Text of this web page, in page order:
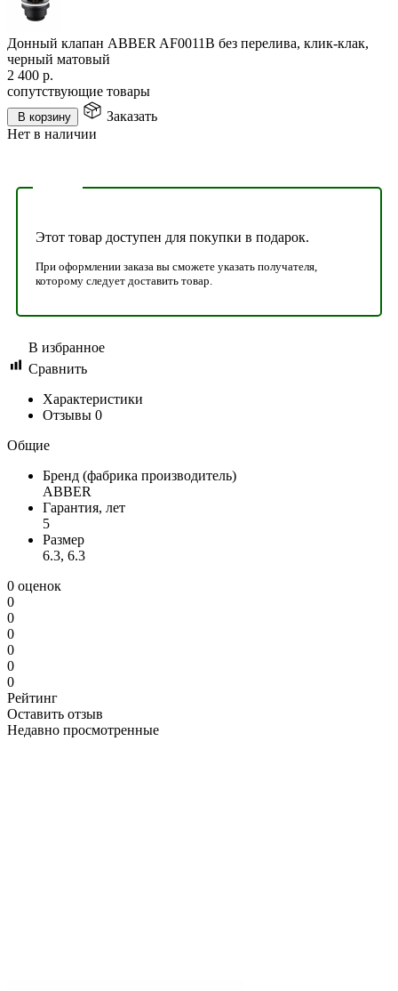
Донный клапан ABBER AF0011B без перелива, клик-клак,
черный матовый
2 400 р.
сопутствующие товары
В корзину
Заказать
Нет в наличии
Этот товар доступен для покупки в подарок.
При оформлении заказа вы сможете указать получателя,
которому следует доставить товар.
В избранное
Сравнить
Характеристики
Отзывы 0
Общие
Бренд (фабрика производитель)
ABBER
Гарантия, лет
5
Размер
6.3, 6.3
0 оценок
0
0
0
0
0
0
Рейтинг
Оставить отзыв
Недавно просмотренные